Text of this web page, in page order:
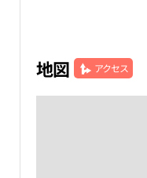
地図 アクセス